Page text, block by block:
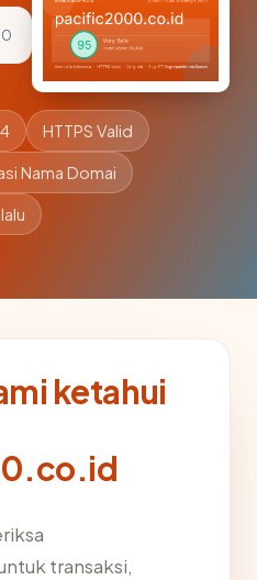
HTTPS Valid
Nama Domai
ketahui
transaksi,